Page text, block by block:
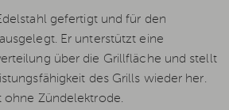
gefertigt und für den
Er unterstützt eine
über die Grillfläche und stellt
des Grills wieder her.
Zündelektrode.